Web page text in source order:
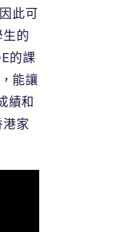
此可
的
的課
能讓
績和
家